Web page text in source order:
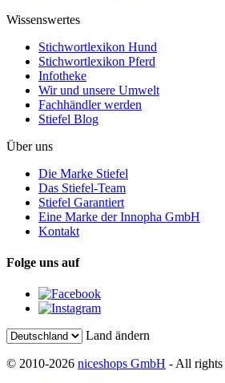
Wissenswertes
Stichwortlexikon Hund
Stichwortlexikon Pferd
Infotheke
Wir und unsere Umwelt
Fachhändler werden
Stiefel Blog
Über uns
Die Marke Stiefel
Das Stiefel-Team
Stiefel Garantiert
Eine Marke der Innopha GmbH
Kontakt
Folge uns auf
Land ändern
© 2010-2026 niceshops GmbH - All rights